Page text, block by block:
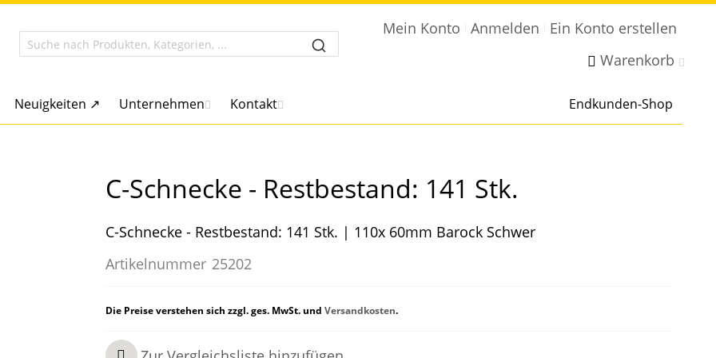
Mein Konto Anmelden
Ein Konto erstellen
Warenkorb
Neuigkeiten ↗ Unternehmen Kontakt Endkunden-Shop
C-Schnecke - Restbestand: 141 Stk.
C-Schnecke - Restbestand: 141 Stk. | 110x 60mm Barock Schwer
Artikelnummer 25202
Die Preise verstehen sich zzgl. ges. MwSt. und Versandkosten.